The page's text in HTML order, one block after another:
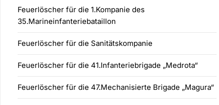
Feuerlöscher für die 1.Kompanie des
35.Marineinfanteriebataillon
Feuerlöscher für die Sanitätskompanie
Feuerlöscher für die 41.Infanteriebrigade „Medrota“
Feuerlöscher für die 47.Mechanisierte Brigade „Magura“